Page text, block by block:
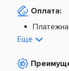
Из
Платная
По
Оплата:
На
Еще